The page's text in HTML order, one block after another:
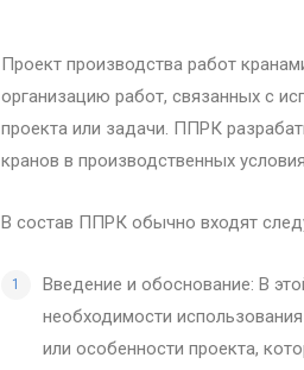
Проект производства работ
организацию работ, связанных с
проекта или задачи. ППРК
кранов в производственных
В состав ППРК обычно входят
Введение и обоснование: В
необходимости
или особенности проекта,